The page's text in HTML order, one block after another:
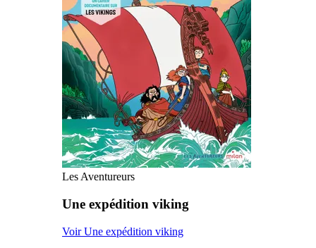
Les Aventureurs
Une expédition viking
Voir Une expédition viking